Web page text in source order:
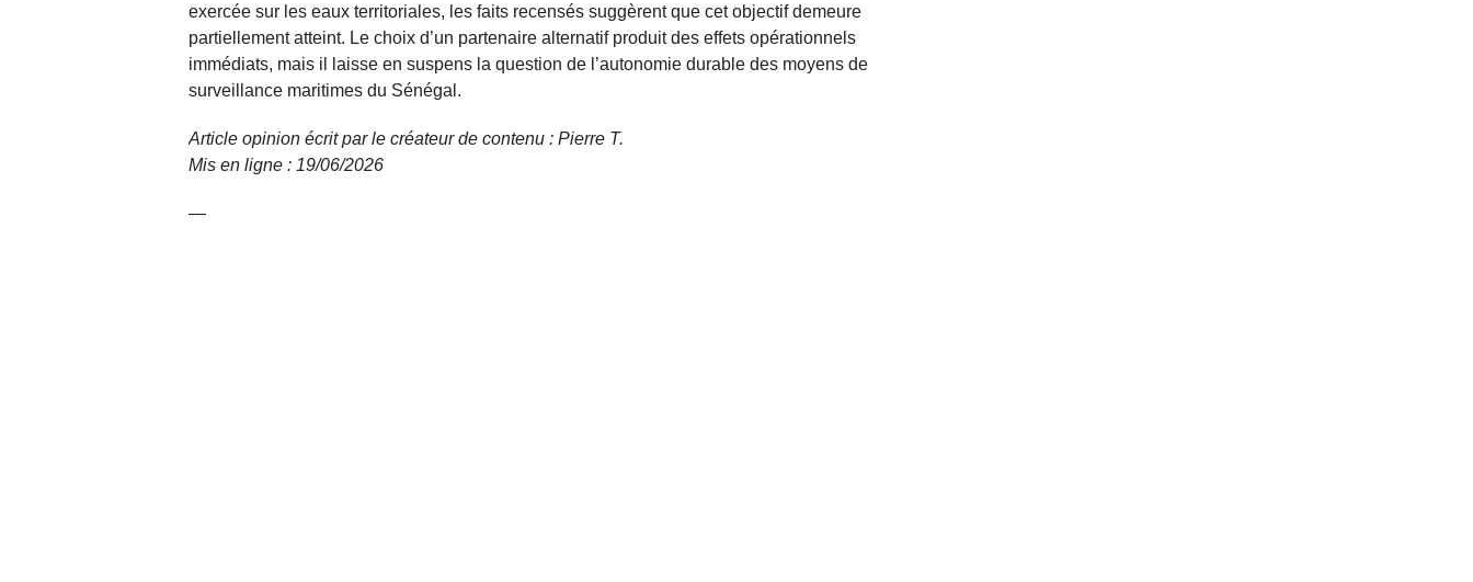
exercée sur les eaux territoriales, les faits recensés suggèrent que cet objectif demeure
partiellement atteint. Le choix d’un partenaire alternatif produit des effets opérationnels
immédiats, mais il laisse en suspens la question de l’autonomie durable des moyens de
surveillance maritimes du Sénégal.
Article opinion écrit par le créateur de contenu : Pierre T.
Mis en ligne : 19/06/2026
—